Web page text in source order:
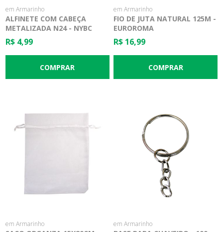
em Armarinho
ALFINETE COM CABEÇA
METALIZADA N24 - NYBC
R$ 4,99
em Armarinho
FIO DE JUTA NATURAL 125M -
EUROROMA
R$ 16,99
em Armarinho em Armarinho